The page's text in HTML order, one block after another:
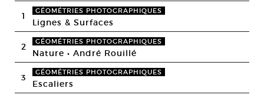
1 GÉOMÉTRIES PHOTOGRAPHIQUES
Lignes & Surfaces
2 GÉOMÉTRIES PHOTOGRAPHIQUES
Nature • André Rouillé
3 GÉOMÉTRIES PHOTOGRAPHIQUES
Escaliers